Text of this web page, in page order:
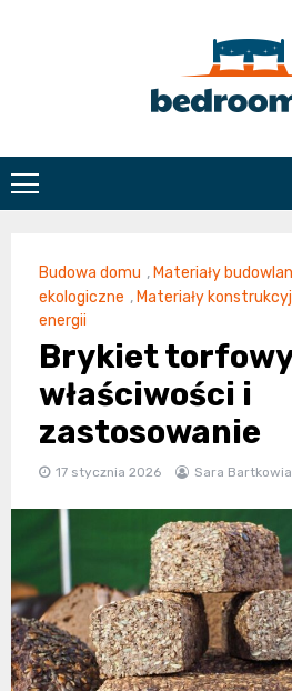
Budowa domu , Materiały
ekologiczne , Materiały
energii
Brykiet
właściwości i
zastosowanie
17 stycznia 2026 Sara